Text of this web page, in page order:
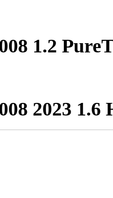
1.2
2023